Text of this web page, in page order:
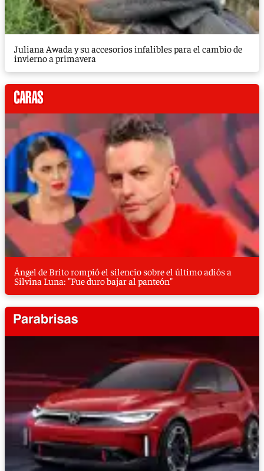
Juliana Awada y su accesorios infalibles para el cambio de
invierno a primavera
Ángel de Brito rompió el silencio sobre el último adiós a
Silvina Luna: "Fue duro bajar al panteón"